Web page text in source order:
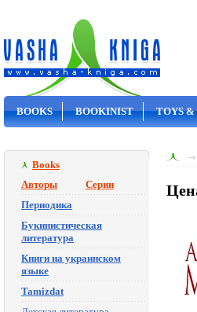
BOOKS BOOKINIST TOYS &
Books
Авторы
Серии
Периодика
Букинистическая
литература
Книги на украинском
языке
Tamizdat